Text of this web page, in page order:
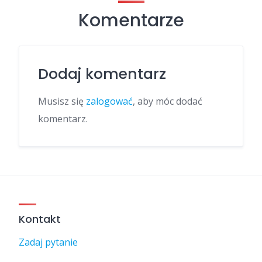
Komentarze
Dodaj komentarz
Musisz się zalogować, aby móc dodać
komentarz.
Kontakt
Zadaj pytanie